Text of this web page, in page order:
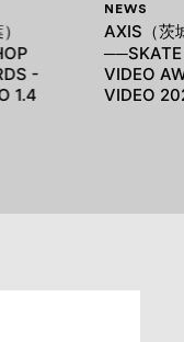
-
1.4
NEWS
AXIS（茨
──SKATE
VIDEO
VIDEO